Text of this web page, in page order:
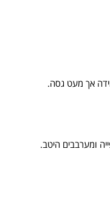
אך מעט גסה.
ומערבבים היטב.